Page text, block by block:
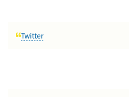
Twitter